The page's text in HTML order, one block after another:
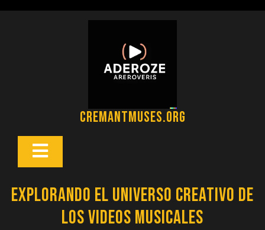
cremantmuses.org
Botón
Explorando el Universo Creativo de
los Videos Musicales